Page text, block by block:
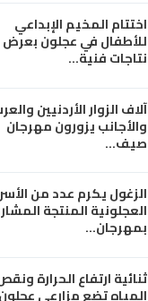
اختتام المخيم الإبداعي
للأطفال في عجلون بعرض
نتاجات فنية…
آلاف الزوار الأردنيين
والأجانب يزورون مهرجان
صيف…
الزغول يكرم عدد من الأسر
العجلونية المنتجة
بمهرجان…
ثنائية ارتفاع الحرارة
المياه تضع مزارعي عجلون